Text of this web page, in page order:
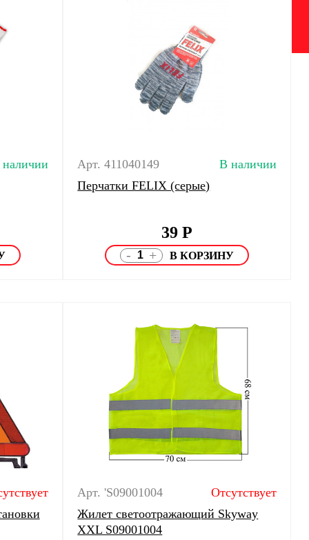
Арт. 411040149
В наличии
Перчатки FELIX (серые)
39Р
- +
Арт. 'S09001004
Отсутствует
Жилет светоотражающий Skyway
XXL S09001004